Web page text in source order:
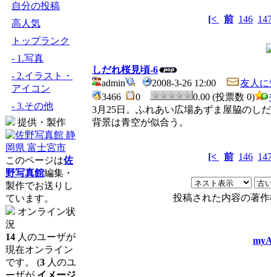
自分の投稿
高人気
トップランク
- 1.写真
- 2.イラスト・
アイコン
- 3.その他
提供・製作
このページは佐
野写真館編集・
製作でお送りし
ています。
オンライン状
況
14 人のユーザが
現在オンライン
です。 (3 人のユ
ーザが イメージ
[< 前 146
しだれ桜見頃-6
admin
2008-3-26 12:00
友人
3466
0 0.00 (投票数 0)
3月25日。ふれあい広場あずま屋脇のし
背景は青空が似合う。
[< 前 146
投稿された内容の著